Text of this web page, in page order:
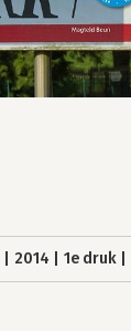
2014 1e druk